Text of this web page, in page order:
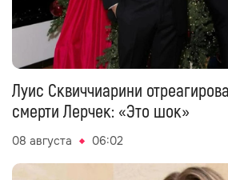
Луис Сквиччиарини
смерти Лерчек: «Это шок»
08 августа 06:02